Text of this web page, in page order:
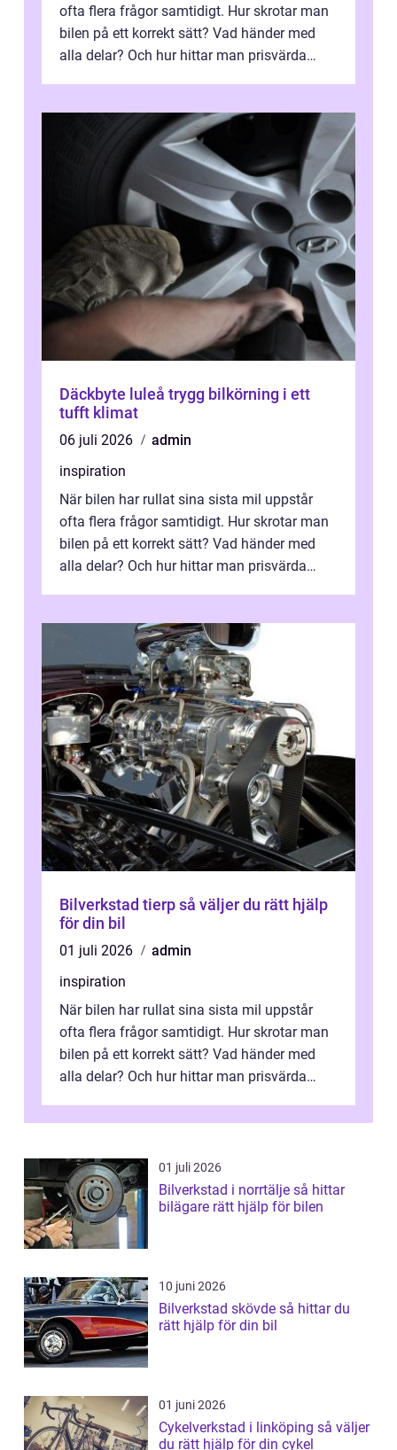
ofta flera frågor samtidigt. Hur skrotar man
bilen på ett korrekt sätt? Vad händer med
alla delar? Och hur hittar man prisvärda
Däckbyte luleå trygg bilkörning i ett
tufft klimat
06 juli 2026
admin
inspiration
När bilen har rullat sina sista mil uppstår
ofta flera frågor samtidigt. Hur skrotar man
bilen på ett korrekt sätt? Vad händer med
alla delar? Och hur hittar man prisvärda
Bilverkstad tierp så väljer du rätt hjälp
för din bil
01 juli 2026
admin
inspiration
När bilen har rullat sina sista mil uppstår
ofta flera frågor samtidigt. Hur skrotar man
bilen på ett korrekt sätt? Vad händer med
alla delar? Och hur hittar man prisvärda
01 juli 2026
Bilverkstad i norrtälje så hittar
bilägare rätt hjälp för bilen
10 juni 2026
Bilverkstad skövde så hittar du
rätt hjälp för din bil
01 juni 2026
Cykelverkstad i linköping så väljer
du rätt hjälp för din cykel